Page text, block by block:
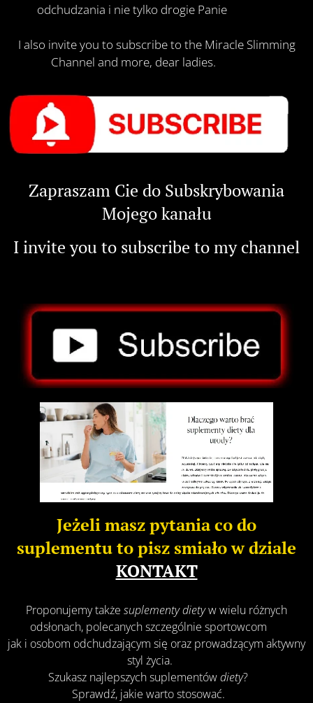
odchudzania i nie tylko drogie Panie 🚶‍♀️👩 🥰
I also invite you to subscribe to the Miracle Slimming
Channel and more, dear ladies.
Zapraszam Cie do Subskrybowania
Mojego kanału
I invite you to subscribe to my channel
Jeżeli masz pytania co do
suplementu to pisz smiało w dziale
KONTAKT
Proponujemy także suplementy dietyw wielu różnych
odsłonach, polecanych szczególnie sportowcom 🏋️‍♂️
jak i osobom odchudzającym się oraz prowadzącym aktywny
styl życia.🏃‍♂️
Szukasz najlepszych suplementówdiety? 💪
Sprawdź, jakie warto stosować. ❤️‍🩹